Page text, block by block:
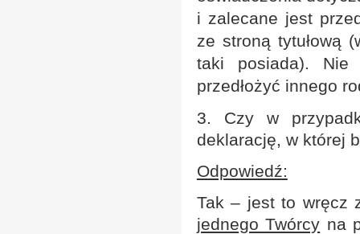
i zalecane jest
ze stroną tytułową
taki posiada).
przedłożyć innego
3. Czy w
deklarację, w której
Odpowiedź:
Tak – jest to wręcz
jednego Twórcy na